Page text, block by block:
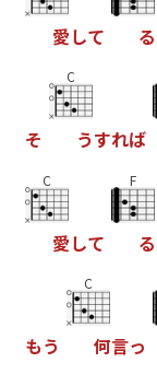
愛して る
そ
C
うすれば
C
愛して
F
る
もう
C
何言っ